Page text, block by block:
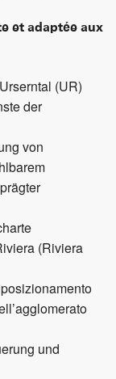
et adaptée aux
(UR)
der
von
(Riviera
und